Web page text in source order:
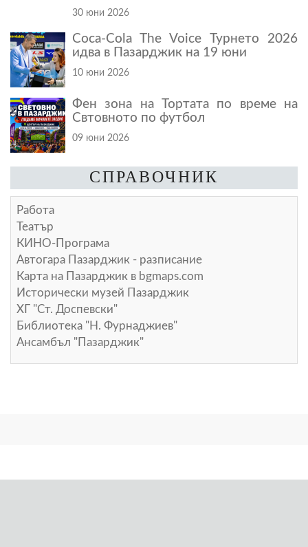
30 юни 2026
Coca-Cola The Voice Турнето 2026
идва в Пазарджик на 19 юни
10 юни 2026
Фен зона на Тортата по време на
Свтовното по футбол
09 юни 2026
СПРАВОЧНИК
Работа
Театър
КИНО-Програма
Автогара Пазарджик - разписание
Карта на Пазарджик в bgmaps.com
Исторически музей Пазарджик
ХГ "Ст. Доспевски"
Библиотека "Н. Фурнаджиев"
Ансамбъл "Пазарджик"